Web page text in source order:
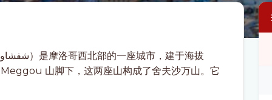
山脚下，这两座山构成了舍夫沙万山。它